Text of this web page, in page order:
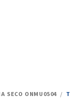
SECO ONMU0504 /